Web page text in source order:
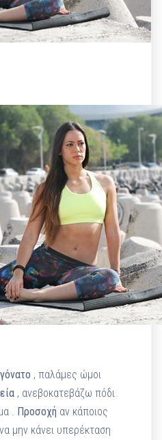
γόνατο , παλάμες ώμοι
, ανεβοκατεβάζω πόδι
. Προσοχή αν κάποιος
να μην κάνει υπερέκταση